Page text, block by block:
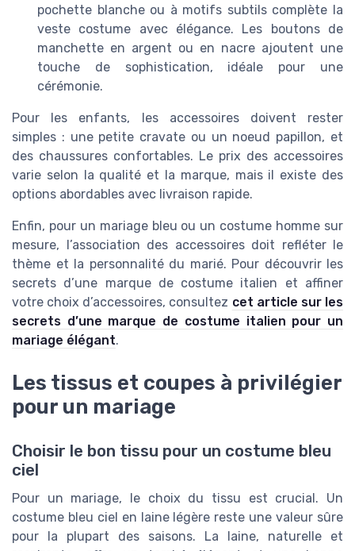
pochette blanche ou à motifs subtils complète la
veste costume avec élégance. Les boutons de
manchette en argent ou en nacre ajoutent une
touche de sophistication, idéale pour une
cérémonie.
Pour les enfants, les accessoires doivent rester
simples : une petite cravate ou un noeud papillon, et
des chaussures confortables. Le prix des accessoires
varie selon la qualité et la marque, mais il existe des
options abordables avec livraison rapide.
Enfin, pour un mariage bleu ou un costume homme sur
mesure, l’association des accessoires doit refléter le
thème et la personnalité du marié. Pour découvrir les
secrets d’une marque de costume italien et affiner
votre choix d’accessoires, consultez cet article sur les
secrets d’une marque de costume italien pour un
mariage élégant.
Les tissus et coupes à privilégier
pour un mariage
Choisir le bon tissu pour un costume bleu
ciel
Pour un mariage, le choix du tissu est crucial. Un
costume bleu ciel en laine légère reste une valeur sûre
pour la plupart des saisons. La laine, naturelle et